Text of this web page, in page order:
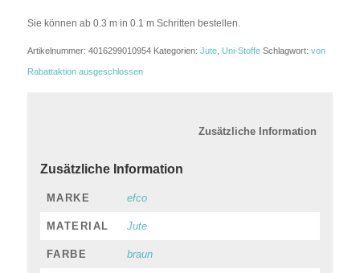
Sie können ab 0.3 m in 0.1 m Schritten bestellen.
Artikelnummer: 4016299010954 Kategorien: Jute, Uni-Stoffe Schlagwort: von
Rabattaktion ausgeschlossen
Zusätzliche Information
MARKE efco
MATERIAL Jute
FARBE braun